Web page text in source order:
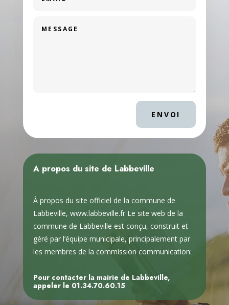
ENVOI
A propos du site de Labbeville
À propos du site officiel de la commune de
Labbeville, www.labbeville.fr Le site web de la
commune de Labbeville est conçu, construit et
géré par l’équipe municipale, principalement par
les membres de la commission communication:
Pour contacter la mairie de Labbeville,
appeler le 01.34.70.60.15